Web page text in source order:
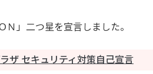
Ｎ」二つ星を宣言しました。
ザ セキュリティ対策自己宣言